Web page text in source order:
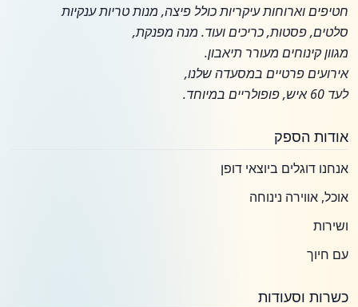
חטיפים וארוחות עיקריות כולל פיצה, מנות טריות ענקיות
סלטים, פסטות, כריכים ועוד. מנה מפנקת,
מגוון קינוחים מעורר תיאבון.
אירועים פרטיים במסעדה שלנו,
לעד 60 איש, פופולריים במיוחד.
אודות הספק
אנחנו דוגלים ביוצאי דופן
אוכל, אווירה נינוחה
ושירות
עם חיוך
כשרות וסעודות